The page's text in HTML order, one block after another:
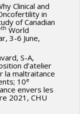
Clinical and
in
of Canadian
th World
3-6 June,
S-A,
d’atelier
la maltraitance
10e
envers les
2021, CHU